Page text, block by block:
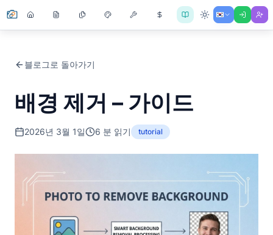
블로그로 돌아가기
배경 제거 – 가이드
2026년 3월 1일 6 분 읽기 tutorial